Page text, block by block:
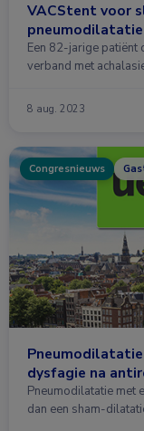
VACStent voor
pneumodilatatie
Een 82-jarige patiënt
verband met
8 aug. 2023
Congresnieuws
dysfagie na
Pneumodilatatie met
dan een sham-